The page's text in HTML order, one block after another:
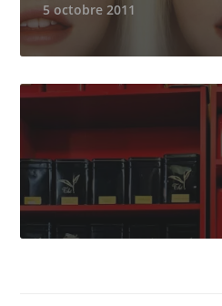
5 octobre 2011